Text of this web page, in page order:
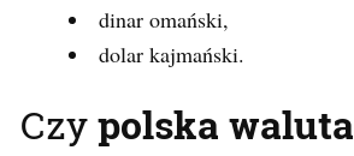
dinar omański,
dolar kajmański.
Czypolska waluta